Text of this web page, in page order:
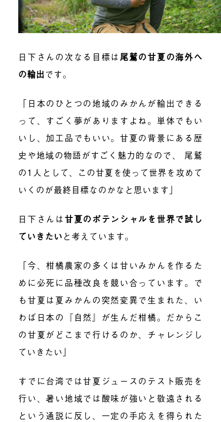
日下さんの次なる目標は尾鷲の甘夏の海外へ
の輸出です。
「日本のひとつの地域のみかんが輸出できる
って、すごく夢がありますよね。単体でもい
いし、加工品でもいい。甘夏の背景にある歴
史や地域の物語がすごく魅力的なので、 尾鷲
の1人として、この甘夏を使って世界を攻めて
いくのが最終目標なのかなと思います」
日下さんは甘夏のポテンシャルを世界で試し
ていきたい と考えています。
「今、柑橘農家の多くは甘いみかんを作るた
めに必死に品種改良を競い合っています。で
も甘夏は夏みかんの突然変異で生まれた、い
わば日本の『自然』が生んだ柑橘。だからこ
の甘夏がどこまで行けるのか、チャレンジし
ていきたい」
すでに台湾では甘夏ジュースのテスト販売を
行い、暑い地域では酸味が強いと敬遠される
という通説に反し、一定の手応えを得られた